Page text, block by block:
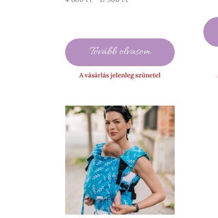
900 Ft
Tovább olvasom
A vásárlás jelenleg szünetel